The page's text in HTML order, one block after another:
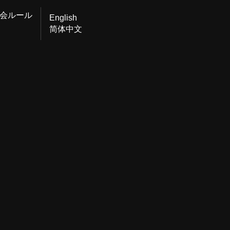
ルール
English
简体中文